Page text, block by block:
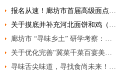
报名从速！廊坊市首届高级面点研修班即将开班！
关于摸底并补充河北面饼和鸡（禽）类名品、名吃、名菜的通知
廊坊市 “寻味乡土” 研学考察：破局餐饮低迷，挖掘乡土菜商机
关于优化完善"冀菜千菜百宴美食名录"及甄选推荐"河北冀菜百菜百品"活动的通知
寻味舌尖味道，寻找食尚未来！特色食材品鉴沙龙邀您赴约